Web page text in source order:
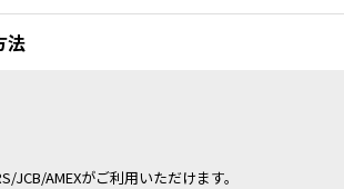
法
JCB/AMEXがご利用いただけます。